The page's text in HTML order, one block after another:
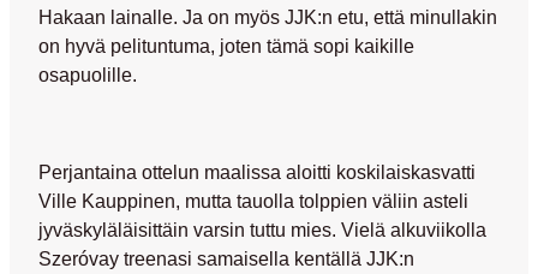
Hakaan lainalle. Ja on myös JJK:n etu, että minullakin
on hyvä pelituntuma, joten tämä sopi kaikille
osapuolille.
Perjantaina ottelun maalissa aloitti koskilaiskasvatti
Ville Kauppinen , mutta tauolla tolppien väliin asteli
jyväskyläläisittäin varsin tuttu mies. Vielä alkuviikolla
Szeróvay treenasi samaisella kentällä JJK:n